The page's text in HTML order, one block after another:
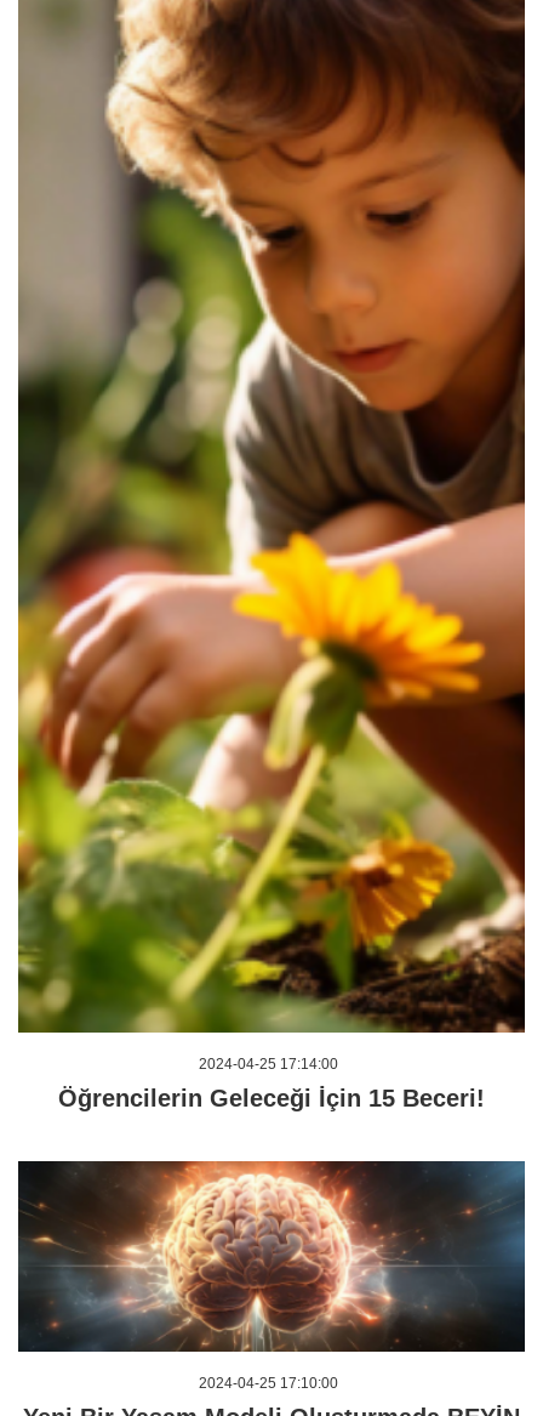
2024-04-25 17:14:00
Öğrencilerin Geleceği İçin 15 Beceri!
2024-04-25 17:10:00